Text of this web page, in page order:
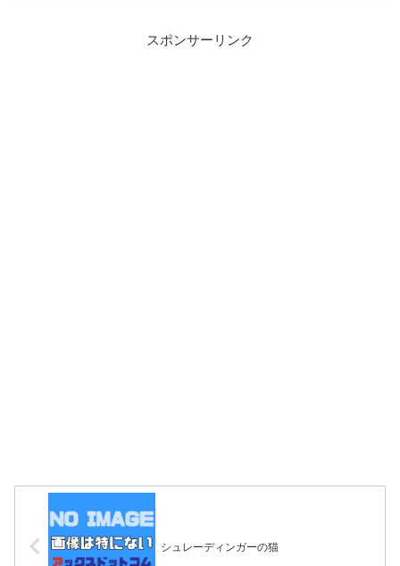
スポンサーリンク
シュレーディンガーの猫